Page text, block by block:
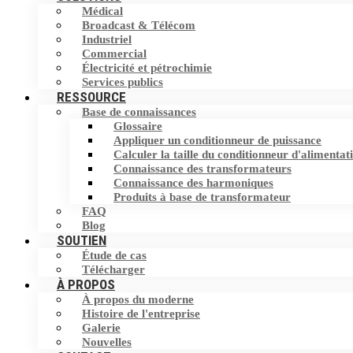
Commutateur de transfert statique (STS)
Stockage d'Energie
Filtre harmonique
Dispositif de correction du facteur de
puissance (PFC)
Éliminateur de courant neutre (NCE)
Dispositif de protection contre les
surtensions (SPD)
Médical
Broadcast & Télécom
Industriel
Commercial
Électricité et pétrochimie
Services publics
RESSOURCE
Base de connaissances
Glossaire
Appliquer un conditionneur de puissance
Calculer la taille du conditionneur
Connaissance des transformateurs
Connaissance des harmoniques
Produits à base de transformateur
FAQ
Blog
SOUTIEN
Étude de cas
Télécharger
À PROPOS
À propos du moderne
Histoire de l'entreprise
Galerie
Nouvelles